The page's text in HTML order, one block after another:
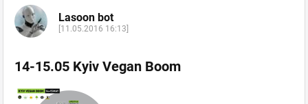
Lasoon bot
[11.05.2016 16:13]
14-15.05 Kyiv Vegan Boom